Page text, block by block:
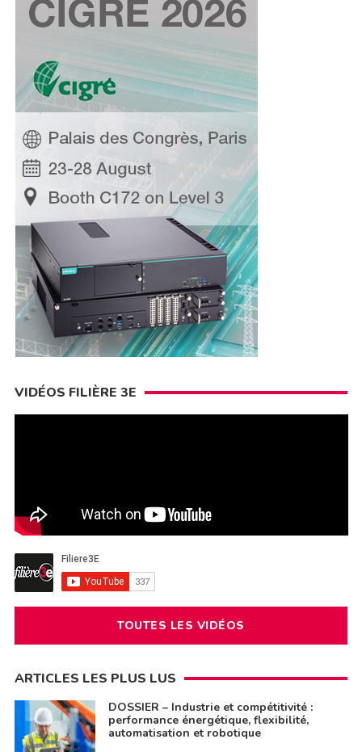
VIDÉOS FILIÈRE 3E
TOUTES LES VIDÉOS
ARTICLES LES PLUS LUS
DOSSIER – Industrie et compétitivité :
performance énergétique, flexibilité,
automatisation et robotique